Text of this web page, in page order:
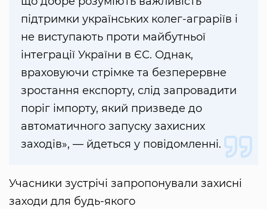
підтримки українських колег-аграріїв і
не виступають проти майбутньої
інтеграції України в ЄС. Однак,
враховуючи стрімке та безперервне
зростання експорту, слід запровадити
поріг імпорту, який призведе до
автоматичного запуску захисних
заходів», — йдеться у повідомленні.
Учасники зустрічі запропонували захисні
заходи для будь-якого